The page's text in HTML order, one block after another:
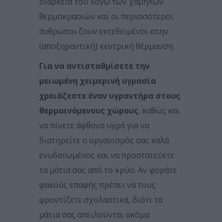
θερμοκρασιών και οι περισσότεροι
άνθρωποι ζουν εκτεθειμένοι στην
(αποξηραντική) κεντρική θέρμανση.
Για να αντισταθμίσετε την
μειωμένη χειμερινή υγρασία
χρειάζεστε έναν υγραντήρα στους
θερμαινόμενους χώρους, καθώς και
να πίνετε άφθονα υγρά για να
διατηρείτε ο οργανισμός σας καλά
ενυδατωμένος και να προστατεύετε
τα μάτια σας από το κρύο. Αν φοράτε
φακούς επαφής πρέπει να τους
φροντίζετε σχολαστικά, διότι τα
μάτια σας απειλούνται ακόμα